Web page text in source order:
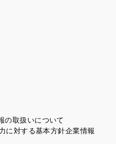
の取扱いについて
に対する基本方針企業情報